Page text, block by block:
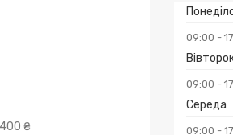
09:00
09:00
Середа
09:00
₴